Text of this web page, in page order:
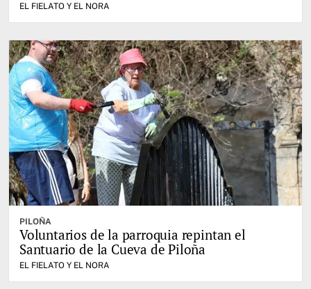
EL FIELATO Y EL NORA
PILOÑA
Voluntarios de la parroquia repintan el
Santuario de la Cueva de Piloña
EL FIELATO Y EL NORA